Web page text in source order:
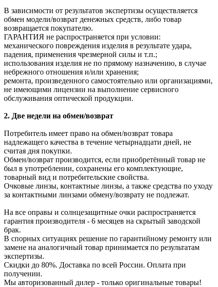
В зависимости от результатов экспертизы осуществляется
обмен модели/возврат денежных средств, либо товар
возвращается покупателю.
ГАРАНТИЯ не распространяется при условии:
механического повреждения изделия в результате удара,
падения, применения чрезмерной силы и т.п.;
использования изделия не по прямому назначению, в случае
небрежного отношения и/или хранения;
ремонта, произведенного самостоятельно или организациями,
не имеющими лицензии на выполнение сервисного
обслуживания оптической продукции.
2. Две недели на обмен/возврат
Потребитель имеет право на обмен/возврат товара
надлежащего качества в течение четырнадцати дней, не
считая дня покупки.
Обмен/возврат производится, если приобретённый товар не
был в употреблении, сохранены его комплектующие,
товарный вид и потребительские свойства.
Очковые линзы, контактные линзы, а также средства по уходу
за контактными линзами обмену/возврату не подлежат.
На все оправы и солнцезащитные очки распространяется
гарантия производителя - 6 месяцев на скрытый заводской
брак.
В спорных ситуациях решение по гарантийному ремонту или
замене на аналогичный товар принимается по результатам
экспертизы.
Скидки до 80%. Доставка по всей России. Оплата при
получении.
Мы авторизованный дилер - только оригинальные товары!